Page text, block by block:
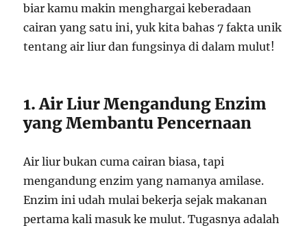
biar kamu makin menghargai keberadaan
cairan yang satu ini, yuk kita bahas 7 fakta unik
tentang air liur dan fungsinya di dalam mulut!
1. Air Liur Mengandung Enzim
yang Membantu Pencernaan
Air liur bukan cuma cairan biasa, tapi
mengandung enzim yang namanya amilase.
Enzim ini udah mulai bekerja sejak makanan
pertama kali masuk ke mulut. Tugasnya adalah